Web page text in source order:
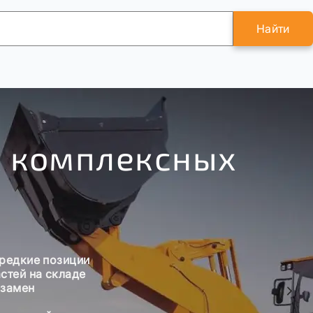
Найти
позиции
на складе